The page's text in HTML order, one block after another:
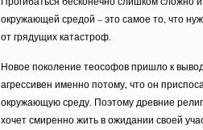
окружающей средой – это самое то, что
от грядущих катастроф.
Новое поколение теософов пришло к
агрессивен именно потому, что он
окружающую среду. Поэтому древние
хочет смиренно жить в ожидании своей